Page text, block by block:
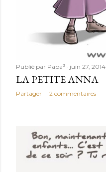
Publié par Papa³ juin 27, 2014
LA PETITE ANNA
Partager 2 commentaires